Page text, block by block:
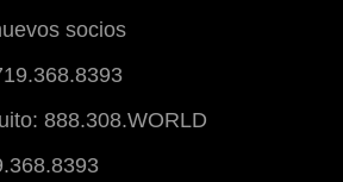
socios
888.308.WORLD